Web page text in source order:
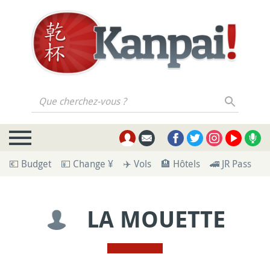
Que cherchez-vous ?
💶 Budget 💴 Change ¥ ✈️ Vols 🏨 Hôtels 🚄 JR Pass
LA MOUETTE